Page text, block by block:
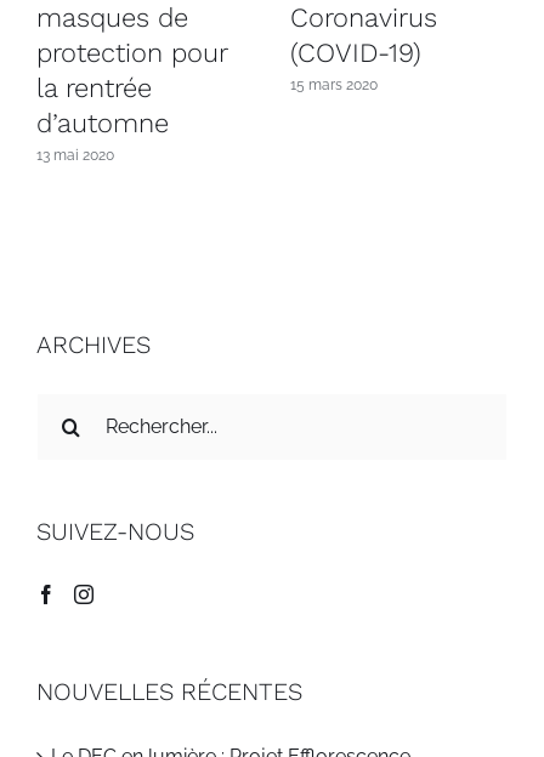
masques de
protection pour
la rentrée
d’automne
13 mai 2020
Coronavirus
(COVID-19)
15 mars 2020
ARCHIVES
:SUIVEZ-NOUS
NOUVELLES RÉCENTES